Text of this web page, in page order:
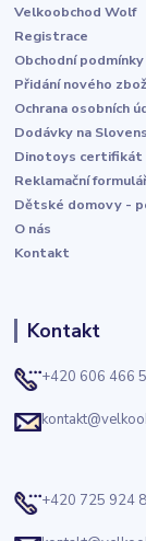
Velkoobchod Wolf
Registrace
Obchodní podmínky
Přidání nového
Ochrana osobních
Dodávky na
Dinotoys certifikát
Reklamační
Dětské domovy -
O nás
Kontakt
Kontakt
+420 606 466
+420 725 924